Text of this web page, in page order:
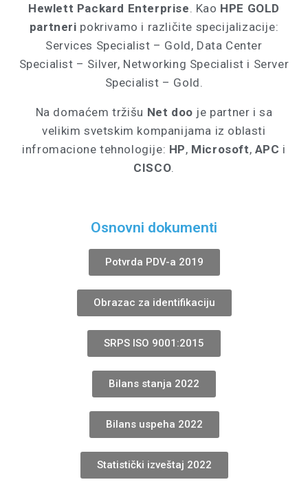
Hewlett Packard Enterprise. Kao HPE GOLD
partneri pokrivamo i različite specijalizacije:
Services Specialist – Gold, Data Center
Specialist – Silver, Networking Specialist i Server
Specialist – Gold.
Na domaćem tržišu Net doo je partner i sa
velikim svetskim kompanijama iz oblasti
infromacione tehnologije: HP, Microsoft, APC i
CISCO.
Osnovni dokumenti
Potvrda PDV-a 2019
Obrazac za identifikaciju
SRPS ISO 9001:2015
Bilans stanja 2022
Bilans uspeha 2022
Statistički izveštaj 2022